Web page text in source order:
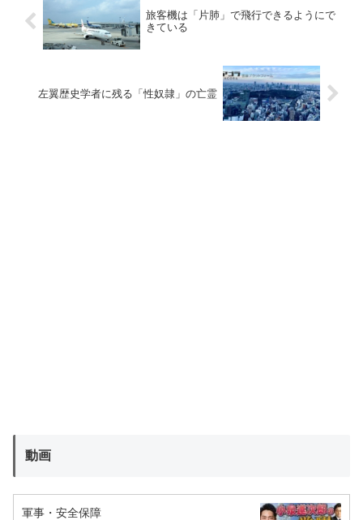
旅客機は「片肺」で飛行できるようにで
きている
左翼歴史学者に残る「性奴隷」の亡霊
動画
軍事・安全保障